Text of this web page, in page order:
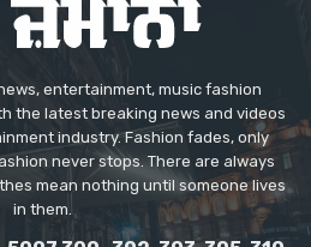
entertainment, music fashion
the latest breaking news and videos
industry. Fashion fades, only
never stops. There are always
mean nothing until someone lives
in them.